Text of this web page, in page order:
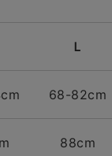
Ｌ
68-82cm
88cm